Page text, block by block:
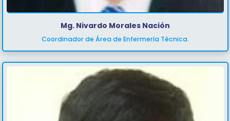
Mg. Nivardo Morales Nación
Coordinador de Área de Enfermería Técnica.